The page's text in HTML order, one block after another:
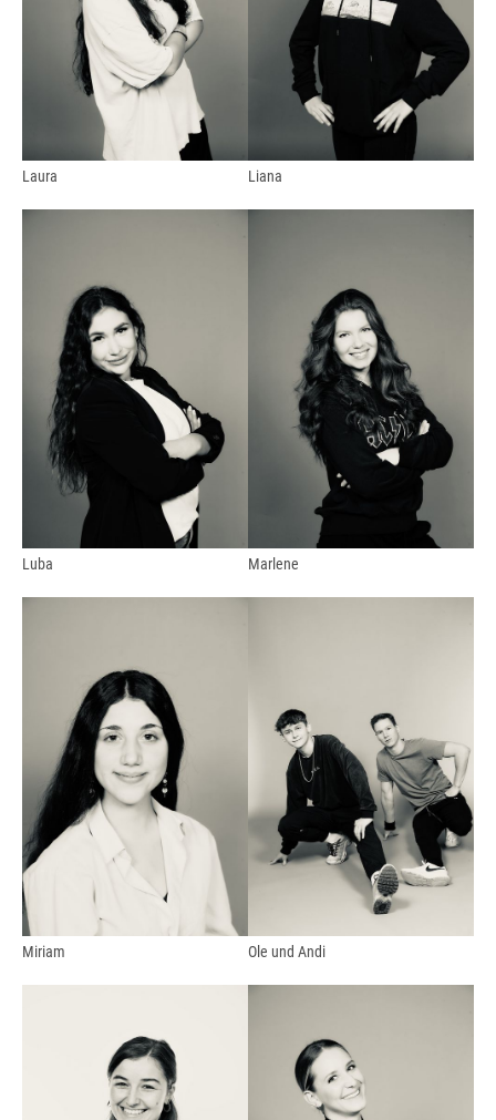
Laura Liana
Luba Marlene
Miriam Ole und Andi